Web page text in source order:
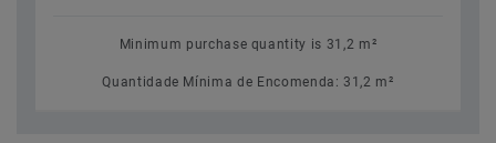
Minimum purchase quantity is 31,2 m²
Quantidade Mínima de Encomenda: 31,2 m²